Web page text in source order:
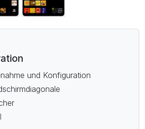
und Konfiguration